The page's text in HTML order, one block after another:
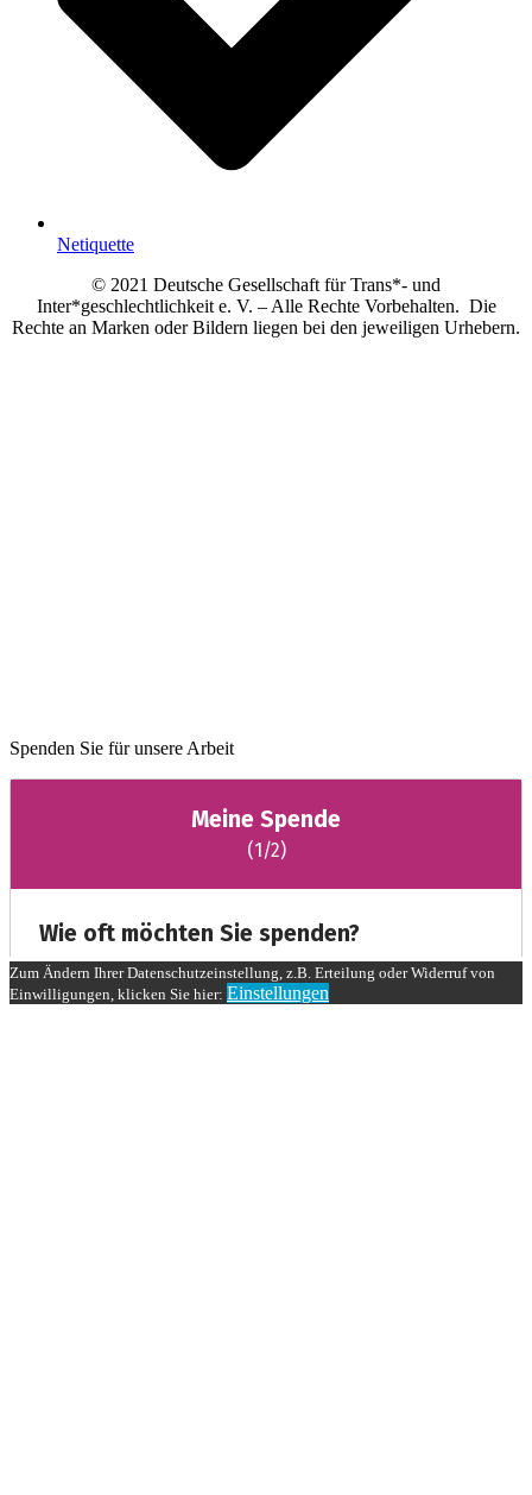
Netiquette
© 2021 Deutsche Gesellschaft für Trans*- und
Inter*geschlechtlichkeit e. V. – Alle Rechte Vorbehalten. Die
Rechte an Marken oder Bildern liegen bei den jeweiligen Urhebern.
Spenden Sie für unsere Arbeit
Zum Ändern Ihrer Datenschutzeinstellung, z.B. Erteilung oder Widerruf von
Einwilligungen, klicken Sie hier: Einstellungen